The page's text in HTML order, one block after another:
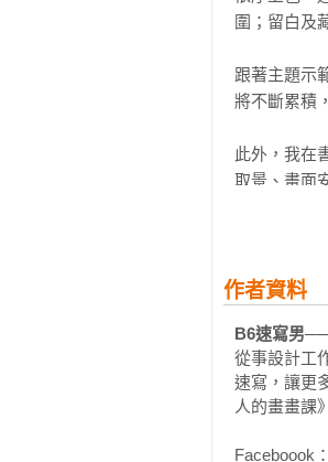
台灣高雄──
台灣台北──
日本京都──
日本沖繩──
日本東京──
台灣彰化──
日本岐阜──
日本沖繩──
日本鎌倉──
法國巴黎──
圍；留白及
跟著主題示
將不斷累積
此外，我在
取景、畫面
全由自己決
作者資料
B6速寫男
從事設計工
速寫，讓更
人的畫畫課
Faceboook